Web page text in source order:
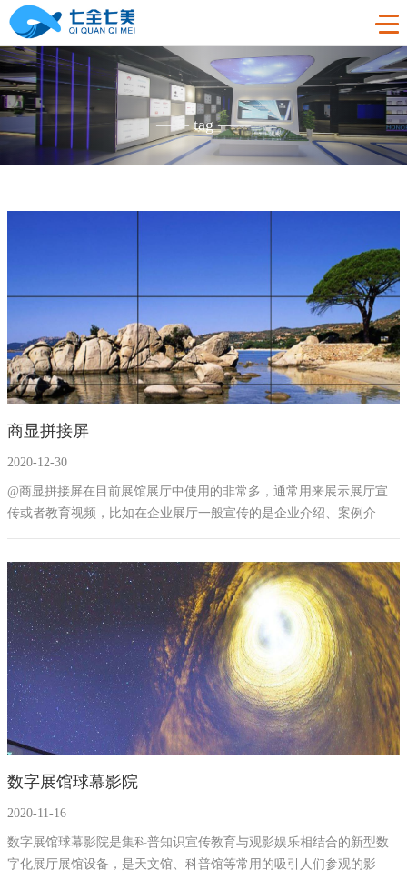
首页
工程案例
党性教育基地
其他主题展厅
智慧农业项目
禁毒教育基地设备
智慧党建中心多媒体设备
展厅多媒体设备
关于我们
企业简介
企业文化
联系我们
—— tag ——
商显拼接屏
2020-12-30
@商显拼接屏在目前展馆展厅中使用的非常多，通常用来展示展厅宣
传或者教育视频，比如在企业展厅一般宣传的是企业介绍、案例介
绍、服务介绍等，在禁毒教育基地一般展示的是吸毒人员忏悔录或者
增加教育宣传效果。商显拼接屏价格不一，根据屏幕大小、内存、处
理系统等差距较大，成百上十万都不等。
数字展馆球幕影院
2020-11-16
数字展馆球幕影院是集科普知识宣传教育与观影娱乐相结合的新型数
字化展厅展馆设备，是天文馆、科普馆等常用的吸引人们参观的影